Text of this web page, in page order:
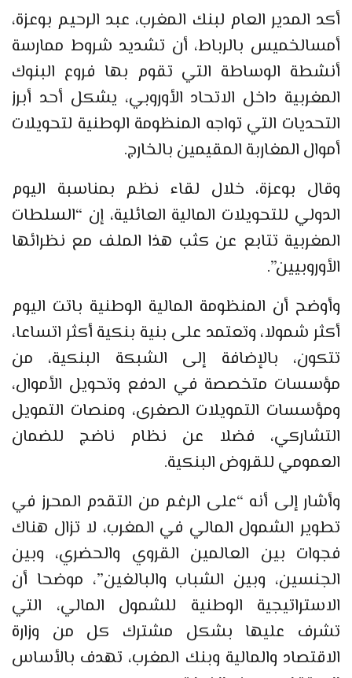
أكد المدير العام لبنك المغرب، عبد الرحيم بوعزة،
أمسالخميس بالرباط، أن تشديد شروط ممارسة
أنشطة الوساطة التي تقوم بها فروع البنوك
المغربية داخل الاتحاد الأوروبي، يشكل أحد أبرز
التحديات التي تواجه المنظومة الوطنية لتحويلات
أموال المغاربة المقيمين بالخارج.
وقال بوعزة، خلال لقاء نظم بمناسبة اليوم
الدولي للتحويلات المالية العائلية، إن “السلطات
المغربية تتابع عن كثب هذا الملف مع نظرائها
الأوروبيين”.
وأوضح أن المنظومة المالية الوطنية باتت اليوم
أكثر شمولا، وتعتمد على بنية بنكية أكثر اتساعا،
تتكون، بالإضافة إلى الشبكة البنكية، من
مؤسسات متخصصة في الدفع وتحويل الأموال،
ومؤسسات التمويلات الصغرى، ومنصات التمويل
التشاركي، فضلا عن نظام ناضج للضمان
العمومي للقروض البنكية.
وأشار إلى أنه “على الرغم من التقدم المحرز في
تطوير الشمول المالي في المغرب، لا تزال هناك
فجوات بين العالمين القروي والحضري، وبين
الجنسين، وبين الشباب والبالغين”، موضحا أن
الاستراتيجية الوطنية للشمول المالي، التي
تشرف عليها بشكل مشترك كل من وزارة
الاقتصاد والمالية وبنك المغرب، تهدف بالأساس